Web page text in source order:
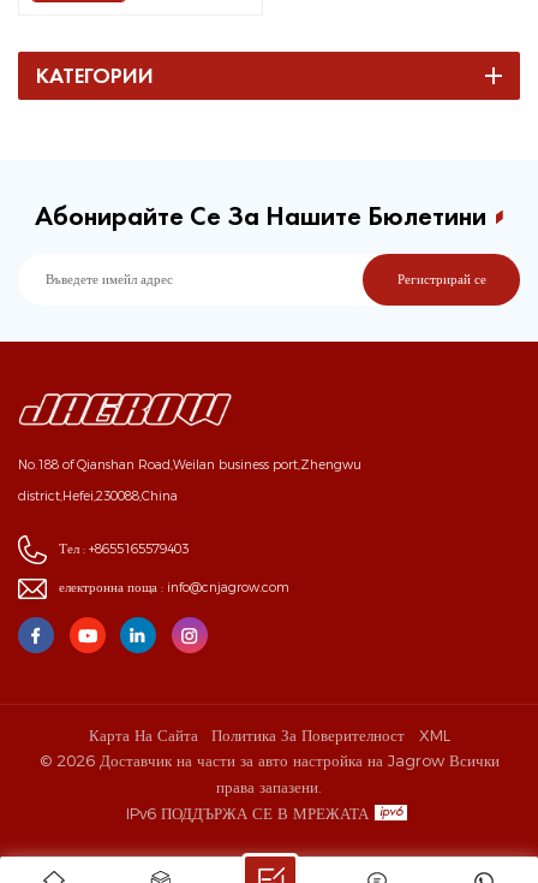
КАТЕГОРИИ
Абонирайте Се За Нашите Бюлетини
No.188 of Qianshan Road,Weilan business port,Zhengwu
district,Hefei,230088,China
Тел : +8655165579403
електронна поща : info@cnjagrow.com
Карта На Сайта Политика За Поверителност
XML
© 2026 Доставчик на части за авто настройка на Jagrow Всички
права запазени.
IPv6 ПОДДЪРЖА СЕ В МРЕЖАТА